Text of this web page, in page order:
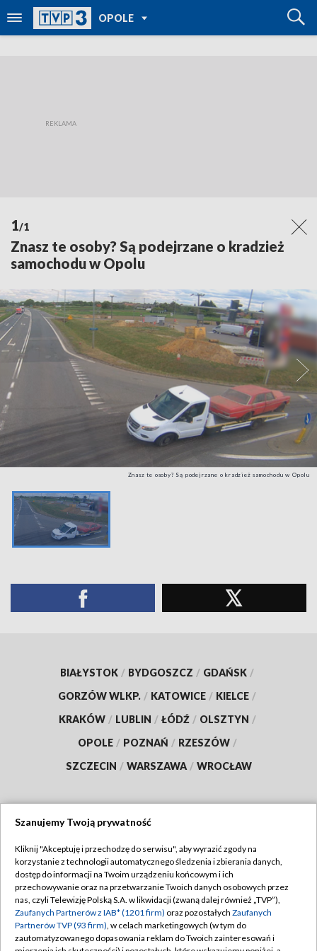
OPOLE
TVP REGIONY
1/1
Znasz te osoby? Są podejrzane o kradzież
samochodu w Opolu
Znasz te osoby? Są podejrzane o kradzież samochodu w Opolu
BIAŁYSTOK / BYDGOSZCZ / GDAŃSK /
GORZÓW WLKP. / KATOWICE / KIELCE /
KRAKÓW / LUBLIN / ŁÓDŹ / OLSZTYN /
OPOLE / POZNAŃ / RZESZÓW /
SZCZECIN / WARSZAWA / WROCŁAW
TVP
Abonament TVP
Emisja w TVP
Centrum informacji TVP
Regulamin TVP
Polityka prywatności
Moje zgody
Szanujemy Twoją prywatność
Kliknij "Akceptuję i przechodzę do serwisu", aby wyrazić zgody na
korzystanie z technologii automatycznego śledzenia i zbierania danych,
dostęp do informacji na Twoim urządzeniu końcowym i ich
przechowywanie oraz na przetwarzanie Twoich danych osobowych przez
nas, czyli Telewizję Polską S.A. w likwidacji (zwaną dalej również „TVP”),
Zaufanych Partnerów z IAB* (1201 firm) oraz pozostałych Zaufanych
Partnerów TVP (93 firm), w celach marketingowych (w tym do
zautomatyzowanego dopasowania reklam do Twoich zainteresowań i